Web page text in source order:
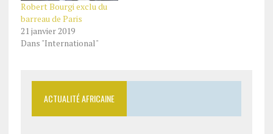
Robert Bourgi exclu du
barreau de Paris
21 janvier 2019
Dans "International"
ACTUALITÉ AFRICAINE